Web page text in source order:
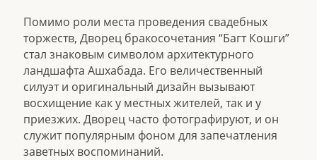
Помимо роли места проведения свадебных
торжеств, Дворец бракосочетания “Багт Кошги”
стал знаковым символом архитектурного
ландшафта Ашхабада. Его величественный
силуэт и оригинальный дизайн вызывают
восхищение как у местных жителей, так и у
приезжих. Дворец часто фотографируют, и он
служит популярным фоном для запечатления
заветных воспоминаний.